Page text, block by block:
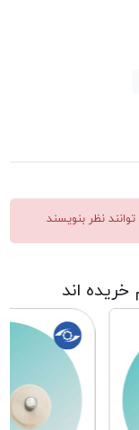
نظر بنویسند
خریده اند